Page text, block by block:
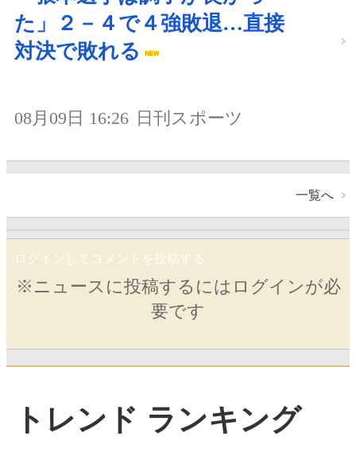
た」２－４で４強敗退…直接
対決で敗れる
08月09日 16:26 日刊スポーツ
一覧へ
ログインしてコメントを投稿する
※ニュースに投稿するにはログインが必
要です
トレンド ランキング